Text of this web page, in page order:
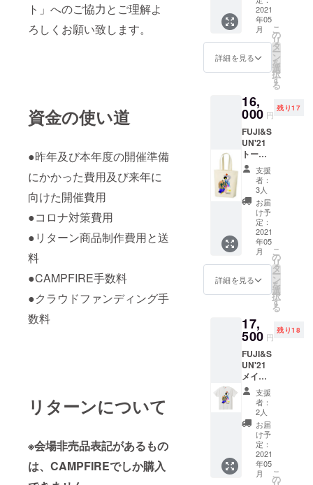
ト」へのご協力とご理解よ
ろしくお願い致します。
資金の使い道
●昨年及び本年度の開催準備
にかかった費用及び来年に
向けた開催費用
●コロナ対策費用
●リターン商品制作費用と送
料
●CAMPFIRE手数料
●クラウドファンディング手
数料
リターンについて
※会場非売品表記があるもの
は、CAMPFIREでしか購入
※こちら
のTシャ
ツは、
会場で
入いた
だけま
けま
す。
ディン
グ限
定 サ
ポートT
シャツ
ターン
です。
日付で
購入し
てし
まって
も払い
戻しは
できか
ねます
のでご
注意く
ださ
い。
※15日
（土）
20:00以
ムを観
覧希望
日通し
入場券
をお買
い求め
くださ
い。1日
入場券
（15
日・
土）に
てご来
場のお
＋1日券
チケッ
ト（16
日 日曜
日） サ
イズ：
（男性
Mサイ
ズ程度
となり
ます）
※こちら
は5月16
（日）
のクラ
ウド
ファン
ディン
グ限
定 サ
ポートT
シャツ
ターン
です。
日付で
購入し
てし
まって
も払い
戻しは
できか
ねます
のでご
注意く
ださ
い。 ※
2021
年05
月
詳細を見る
こ
の
リ
タ
ー
ン
を
選
択
す
る
16,
000 円
残り17
FUJI&S
UN'21
トート
バック
＋2日通
し券チ
ケット
サイ
ズ：横
47.5cm
×高さ
40cm ※
こちら
は5月15
、16日
（日）
のトー
トバッ
ク＋2日
通し券
チケッ
トのリ
ターン
です。
誤った
日付で
購入し
てし
まって
支援
者：
3人
お届
け予
定：
2021
年05
月
詳細を見る
こ
の
リ
タ
ー
ン
を
選
択
す
る
17,
500 円
残り18
FUJI&S
UN'21
メインT
シャツ
＋2日通
し券チ
ケット
サイ
ズ：フ
リーサ
イズ
（男性
支援
者：
2人
お届
け予
定：
2021
年05
月
こ
の